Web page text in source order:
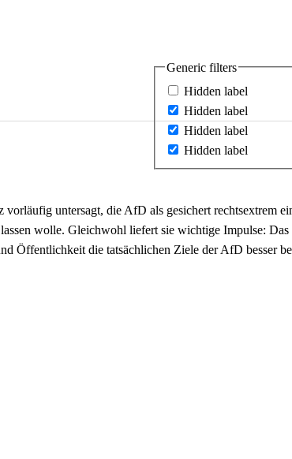
Generic filters
Hidden label
Hidden label
Hidden label
Hidden label
untersagt, die AfD als gesichert rechtsextrem
wolle. Gleichwohl liefert sie wichtige Impulse:
Öffentlichkeit die tatsächlichen Ziele der AfD besser